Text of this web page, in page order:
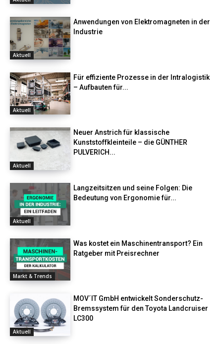
Aktuell
Anwendungen von Elektromagneten in der
Industrie
Aktuell
Für effiziente Prozesse in der Intralogistik
– Aufbauten für...
Aktuell
Neuer Anstrich für klassische
Kunststoffkleinteile – die GÜNTHER
PULVERICH...
Aktuell
Langzeitsitzen und seine Folgen: Die
Bedeutung von Ergonomie für...
Markt & Trends
Was kostet ein Maschinentransport? Ein
Ratgeber mit Preisrechner
Aktuell
MOV´IT GmbH entwickelt Sonderschutz-
Bremssystem für den Toyota Landcruiser
LC300